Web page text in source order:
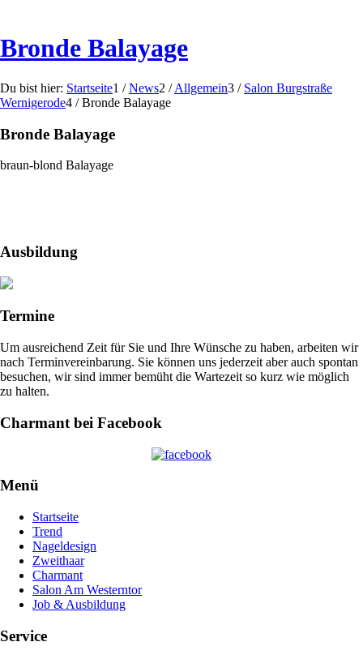
Bronde Balayage
Du bist hier: Startseite1 / News2 / Allgemein3 / Salon Burgstraße
Wernigerode4 / Bronde Balayage
Bronde Balayage
braun-blond Balayage
Ausbildung
Termine
Um ausreichend Zeit für Sie und Ihre Wünsche zu haben, arbeiten wir
nach Terminvereinbarung. Sie können uns jederzeit aber auch spontan
besuchen, wir sind immer bemüht die Wartezeit so kurz wie möglich
zu halten.
Charmant bei Facebook
Menü
Startseite
Trend
Nageldesign
Zweithaar
Charmant
Salon Am Westerntor
Job & Ausbildung
Service